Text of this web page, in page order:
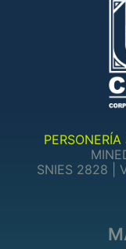
SNIES 2828 |